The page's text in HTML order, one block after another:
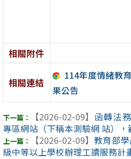
相關附件
相關連結
114年度情緒教
果公告
【2026-02-09】 函轉法
專區網站（下稱本測驗網 站），
【2026-02-09】 教育部
級中等以上學校辦理工讀服務計